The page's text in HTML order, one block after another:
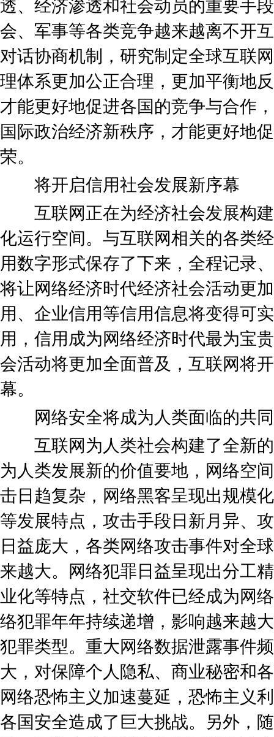
透、经济渗透和社会动员的重要手
会、军事等各类竞争越来越离不开
对话协商机制，研究制定全球互联
理体系更加公正合理，更加平衡地
才能更好地促进各国的竞争与合作
国际政治经济新秩序，才能更好地
荣。
将开启信用社会发展新序幕
互联网正在为经济社会发展构建
化运行空间。与互联网相关的各类
用数字形式保存了下来，全程记录
将让网络经济时代经济社会活动更
用、企业信用等信用信息将变得可
用，信用成为网络经济时代最为宝
会活动将更加全面普及，互联网将
幕。
网络安全将成为人类面临的共
互联网为人类社会构建了全新的
为人类发展新的价值要地，网络空
击日趋复杂，网络黑客呈现出规模
等发展特点，攻击手段日新月异、
日益庞大，各类网络攻击事件对全
来越大。网络犯罪日益呈现出分工
业化等特点，社交软件已经成为网
络犯罪年年持续递增，影响越来越
犯罪类型。重大网络数据泄露事件
大，对保障个人隐私、商业秘密和
网络恐怖主义加速蔓延，恐怖主义
各国安全造成了巨大挑战。另外，